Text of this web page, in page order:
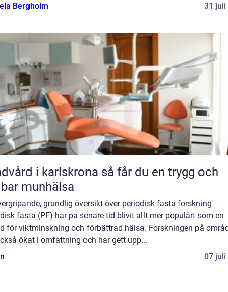
Bergholm
31 juli
i karlskrona så får du en trygg och
munhälsa
grundlig översikt över periodisk fasta forskning
fasta (PF) har på senare tid blivit allt mer populärt som en
för viktminskning och förbättrad hälsa. Forskningen på
ökat i omfattning och har gett upp...
07 juli